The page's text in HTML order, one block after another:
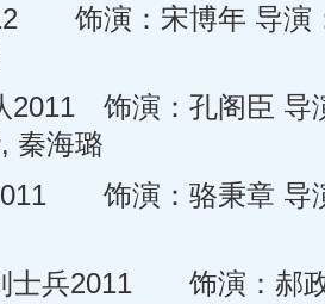
演：宋博年 导演：
饰演：孔阁臣 导
秦海璐
饰演：骆秉章 导演
兵2011 饰演：郝政